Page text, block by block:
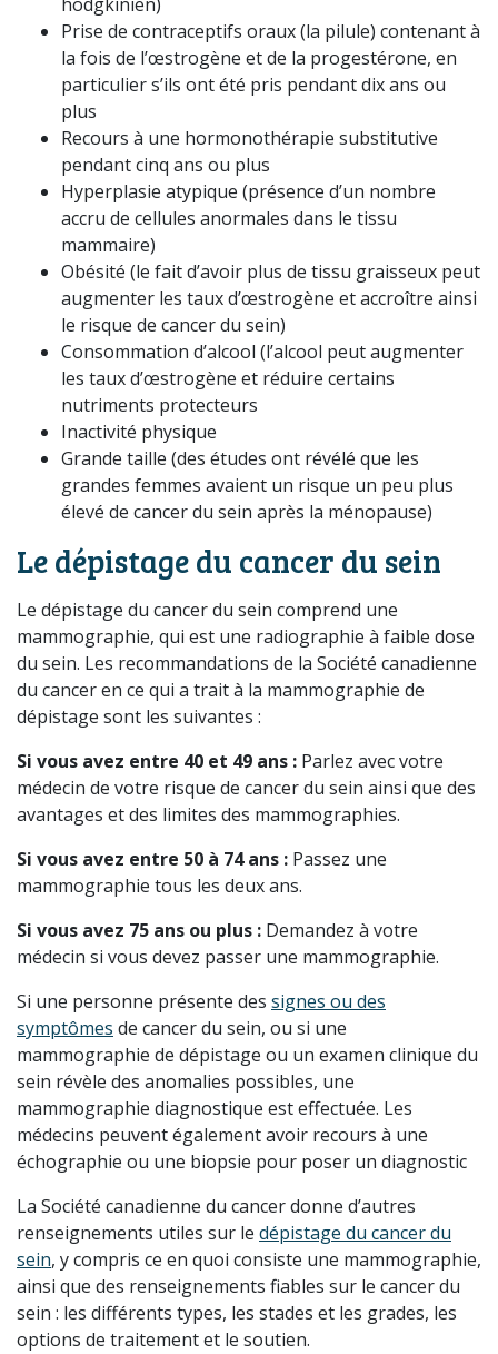
Prise de contraceptifs oraux (la pilule) contenant à
la fois de l’œstrogène et de la progestérone, en
particulier s’ils ont été pris pendant dix ans ou
plus
Recours à une hormonothérapie substitutive
pendant cinq ans ou plus
Hyperplasie atypique (présence d’un nombre
accru de cellules anormales dans le tissu
mammaire)
Obésité (le fait d’avoir plus de tissu graisseux peut
augmenter les taux d’œstrogène et accroître ainsi
le risque de cancer du sein)
Consommation d’alcool (l’alcool peut augmenter
les taux d’œstrogène et réduire certains
nutriments protecteurs
Inactivité physique
Grande taille (des études ont révélé que les
grandes femmes avaient un risque un peu plus
élevé de cancer du sein après la ménopause)
Le dépistage du cancer du sein
Le dépistage du cancer du sein comprend une
mammographie, qui est une radiographie à faible dose
du sein. Les recommandations de la Société canadienne
du cancer en ce qui a trait à la mammographie de
dépistage sont les suivantes :
Si vous avez entre 40 et 49 ans : Parlez avec votre
médecin de votre risque de cancer du sein ainsi que des
avantages et des limites des mammographies.
Si vous avez entre 50 à 74 ans : Passez une
mammographie tous les deux ans.
Si vous avez 75 ans ou plus : Demandez à votre
médecin si vous devez passer une mammographie.
Si une personne présente des signes ou des
symptômes de cancer du sein, ou si une
mammographie de dépistage ou un examen clinique du
sein révèle des anomalies possibles, une
mammographie diagnostique est effectuée. Les
médecins peuvent également avoir recours à une
échographie ou une biopsie pour poser un diagnostic
La Société canadienne du cancer donne d’autres
renseignements utiles sur le dépistage du cancer du
sein, y compris ce en quoi consiste une mammographie,
ainsi que des renseignements fiables sur le cancer du
sein : les différents types, les stades et les grades, les
options de traitement et le soutien.